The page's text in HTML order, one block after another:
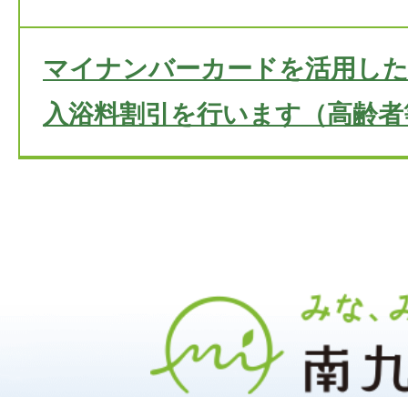
マイナンバーカードを活用し
入浴料割引を行います（高齢